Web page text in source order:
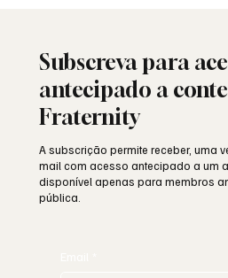
Subscreva para
antecipado a
Fraternity
A subscrição permite receber, uma
mail com acesso antecipado a um
disponível apenas para membros
pública.